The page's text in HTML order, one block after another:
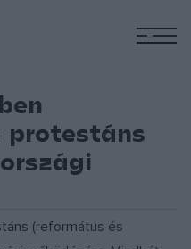
protestáns
(református és